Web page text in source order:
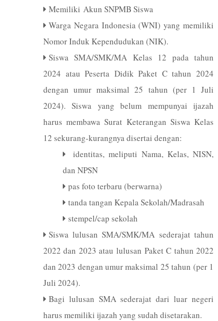
Memiliki Akun SNPMB Siswa
Warga Negara Indonesia (WNI) yang memiliki
Nomor Induk Kependudukan (NIK).
Siswa SMA/SMK/MA Kelas 12 pada tahun
2024 atau Peserta Didik Paket C tahun 2024
dengan umur maksimal 25 tahun (per 1 Juli
2024). Siswa yang belum mempunyai ijazah
harus membawa Surat Keterangan Siswa Kelas
12 sekurang-kurangnya disertai dengan:
identitas, meliputi Nama, Kelas, NISN,
dan NPSN
pas foto terbaru (berwarna)
tanda tangan Kepala Sekolah/Madrasah
stempel/cap sekolah
Siswa lulusan SMA/SMK/MA sederajat tahun
2022 dan 2023 atau lulusan Paket C tahun 2022
dan 2023 dengan umur maksimal 25 tahun (per 1
Juli 2024).
Bagi lulusan SMA sederajat dari luar negeri
harus memiliki ijazah yang sudah disetarakan.